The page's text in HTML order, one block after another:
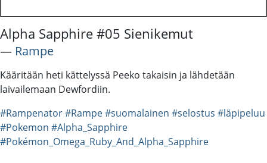
Alpha Sapphire #05 Sienikemut
― Rampe
Kääritään heti kättelyssä Peeko takaisin ja lähdetään
laivailemaan Dewfordiin.
#Rampenator#Rampe#suomalainen #selostus #läpipeluu
#Pokemon #Alpha_Sapphire
#Pokémon_Omega_Ruby_And_Alpha_Sapphire